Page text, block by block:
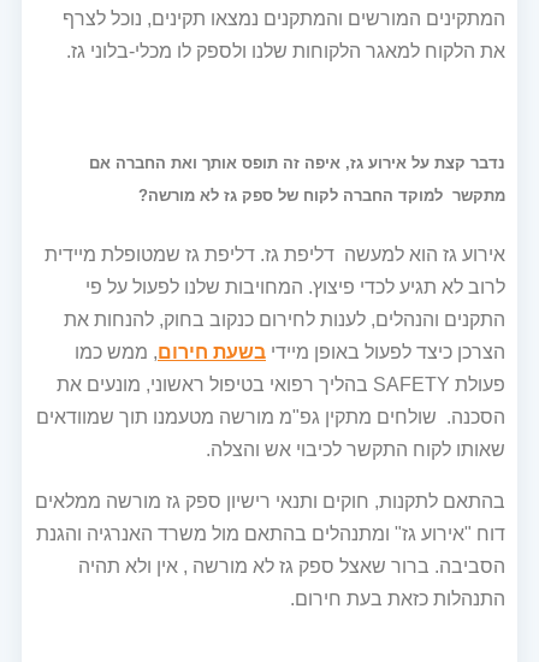
המתקינים המורשים והמתקנים נמצאו תקינים, נוכל לצרף
את הלקוח למאגר הלקוחות שלנו ולספק לו מכלי-בלוני גז.
נדבר קצת על אירוע גז, איפה זה תופס אותך ואת החברה אם
מתקשר למוקד החברה לקוח של ספק גז לא מורשה?
אירוע גז הוא למעשה דליפת גז. דליפת גז שמטופלת מיידית
לרוב לא תגיע לכדי פיצוץ. המחויבות שלנו לפעול על פי
התקנים והנהלים, לענות לחירום כנקוב בחוק, להנחות את
הצרכן כיצד לפעול באופן מיידי בשעת חירום, ממש כמו
פעולת SAFETY בהליך רפואי בטיפול ראשוני, מונעים את
הסכנה. שולחים מתקין גפ"מ מורשה מטעמנו תוך שמוודאים
שאותו לקוח התקשר לכיבוי אש והצלה.
בהתאם לתקנות, חוקים ותנאי רישיון ספק גז מורשה ממלאים
דוח "אירוע גז" ומתנהלים בהתאם מול משרד האנרגיה והגנת
הסביבה. ברור שאצל ספק גז לא מורשה , אין ולא תהיה
התנהלות כזאת בעת חירום.